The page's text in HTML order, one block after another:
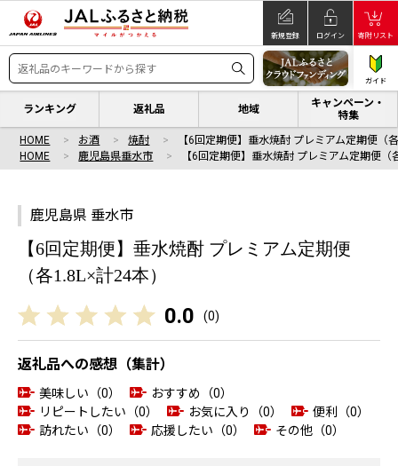
新規登録 ログイン 寄附リスト
ガイド
ランキング 返礼品 地域
キャンペーン・
特集
HOME お酒 焼酎
【6回定期便】垂水焼酎 プレミアム定期便（
HOME
鹿児島県垂水市 【6回定期便】垂水焼酎 プレミアム定期便（
鹿児島県 垂水市
【6回定期便】垂水焼酎 プレミアム定期便
（各1.8L×計24本）
0.0 (0)
返礼品への感想（集計）
美味しい（0）
おすすめ（0）
リピートしたい（0）
お気に入り（0）
便利（0）
訪れたい（0）
応援したい（0） その他（0）